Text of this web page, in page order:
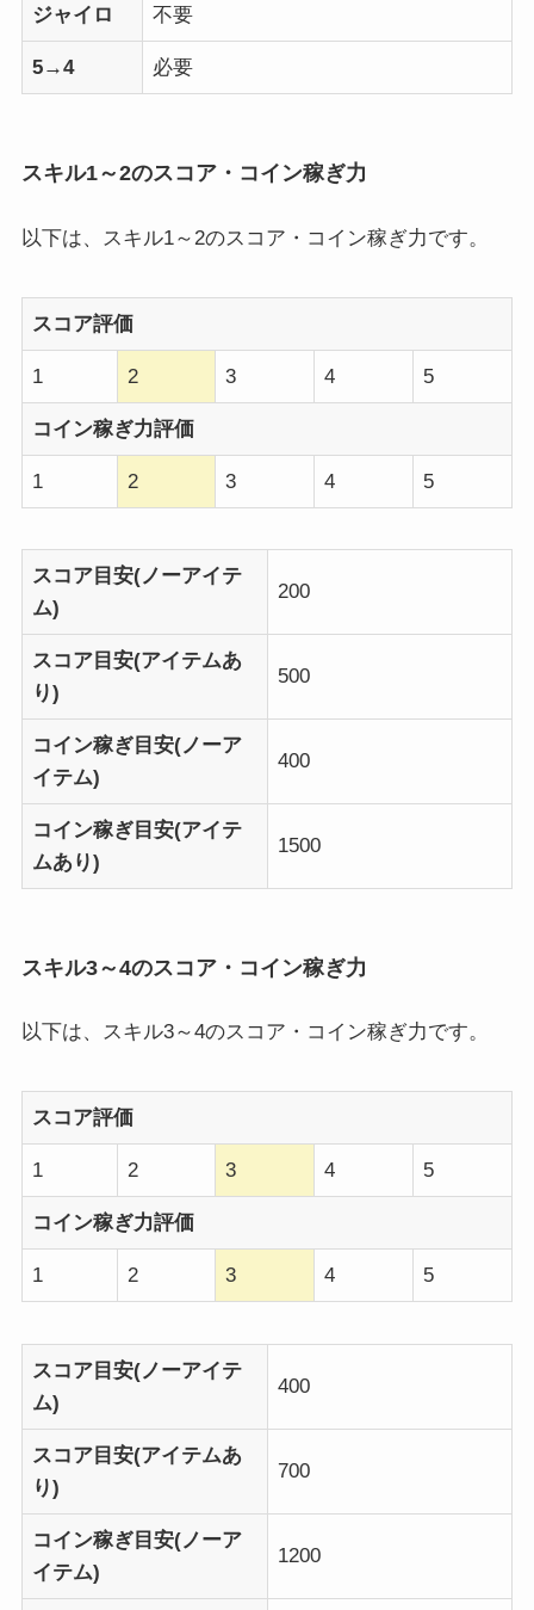
ジャイロ 不要
5→4 必要
スキル1～2のスコア・コイン稼ぎ力
以下は、スキル1～2のスコア・コイン稼ぎ力です。
スコア評価
1 2 3 4 5
コイン稼ぎ力評価
1 2 3 4 5
スコア目安(ノーアイテ
ム)
200
スコア目安(アイテムあ
り)
500
コイン稼ぎ目安(ノーア
イテム)
400
コイン稼ぎ目安(アイテ
ムあり)
1500
スキル3～4のスコア・コイン稼ぎ力
以下は、スキル3～4のスコア・コイン稼ぎ力です。
スコア評価
1 2 3 4 5
コイン稼ぎ力評価
1 2 3 4 5
スコア目安(ノーアイテ
ム)
400
スコア目安(アイテムあ
り)
700
コイン稼ぎ目安(ノーア
イテム)
1200